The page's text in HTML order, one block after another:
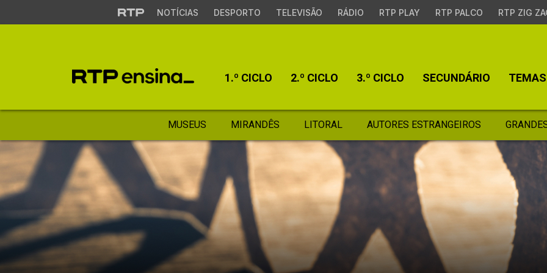
NOTÍCIAS DESPORTO TELEVISÃO RÁDIO RTP PLAY RTP PALCO RTP ZIG
1.º CICLO 2.º CICLO 3.º CICLO SECUNDÁRIO TEMAS
MUSEUS MIRANDÊS LITORAL AUTORES ESTRANGEIROS